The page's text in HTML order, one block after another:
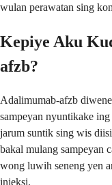
wulan perawatan sing
Kepiye Aku
afzb?
Adalimumab-afzb
sampeyan nyuntikake
jarum suntik sing wis
bakal mulang sampeyan
wong luwih seneng yen
injeksi.